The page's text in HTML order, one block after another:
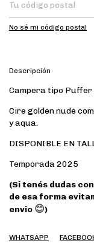
No sé mi código postal
Descripción
Campera tipo Puffer
Cire golden nude
y aqua.
DISPONIBLE EN
Temporada 2025
(Si tenés dudas
de esa forma
envio 😊)
WHATSAPP